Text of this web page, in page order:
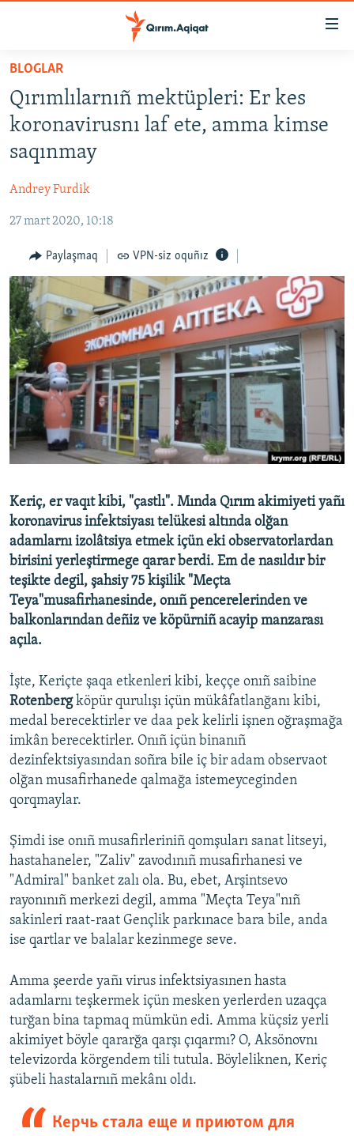
Esas
qaytmaq
Baş
qaytmaq
Qıdıruvğa
qaytmaq
HABERLER
SİYASET
MEDENİYET
İNSAN AQLARI
VİDEO
SÜRET
BLOGLAR
FİKİR
Русский
Українською
QOŞULIÑIZ!
RFE/RS bütün saytları
BLOGLAR
Qırımlılarnıñ mektüpleri: Er kes
koronavirusnı laf ete, amma kimse
saqınmay
Andrey Furdik
27 mart 2020, 10:18
Paylaşmaq VPN-siz oquñız
Keriç, er vaqıt kibi, "çastlı". Mında Qırım akimiyeti yañı
koronavirus infektsiyası telükesi altında olğan
adamlarnı izolâtsiya etmek içün eki observatorlardan
birisini yerleştirmege qarar berdi. Em de nasıldır bir
teşikte degil, şahsiy 75 kişilik "Meçta
Teya"musafirhanesinde, onıñ pencerelerinden ve
balkonlarından deñiz ve köpürniñ acayip manzarası
açıla.
İşte, Keriçte şaqa etkenleri kibi, keççe onıñ saibine
Rotenbergköpür qurulışı içün mükâfatlanğanı kibi,
medal berecektirler ve daa pek kelirli işnen oğraşmağa
imkân berecektirler. Onıñ içün binanıñ
dezinfektsiyasından soñra bile iç bir adam observaot
olğan musafirhanede qalmağa istemeyceginden
qorqmaylar.
Şimdi ise onıñ musafirleriniñ qomşuları sanat litseyi,
hastahaneler, "Zaliv" zavodınıñ musafirhanesi ve
"Admiral" banket zalı ola. Bu, ebet, Arşintsevo
rayonınıñ merkezi degil, amma "Meçta Teya"nıñ
sakinleri raat-raat Gençlik parkınace bara bile, anda
ise qartlar ve balalar kezinmege seve.
Amma şeerde yañı virus infektsiyasınen hasta
adamlarnı teşkermek içün mesken yerlerden uzaqça
turğan bina tapmaq mümkün edi. Amma küçsiz yerli
akimiyet böyle qararğa qarşı çıqarmı? O, Aksönovnı
televizorda körgendem tili tutula. Böyleliknen, Keriç
şübeli hastalarnıñ mekânı oldı.
Керчь стала еще и приютом для